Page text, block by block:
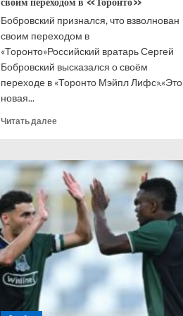
Бобровский признался, что взволнован
своим переходом в
«Торонто»Российский вратарь Сергей
Бобровский высказался о своём
переходе в «Торонто Мэйпл Лифс».«Это
новая...
Читать далееПрочитать
Бобровский
признался,
что
взволнован
своим
переходом
в
«Торонто»